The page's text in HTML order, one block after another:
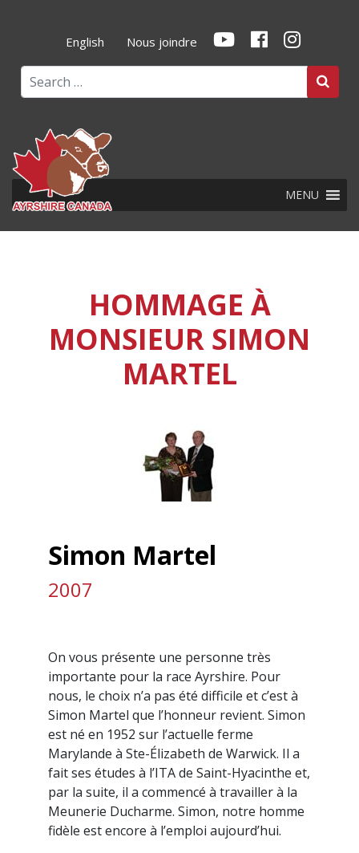
MENU
English Nous joindre
HOMMAGE À
MONSIEUR SIMON
MARTEL
Simon Martel
2007
On vous présente une personne très
importante pour la race Ayrshire. Pour
nous, le choix n’a pas été difficile et c’est à
Simon Martel que l’honneur revient. Simon
est né en 1952 sur l’actuelle ferme
Marylande à Ste-Élizabeth de Warwick. Il a
fait ses études à l’ITA de Saint-Hyacinthe et,
par la suite, il a commencé à travailler à la
Meunerie Ducharme. Simon, notre homme
fidèle est encore à l’emploi aujourd’hui.